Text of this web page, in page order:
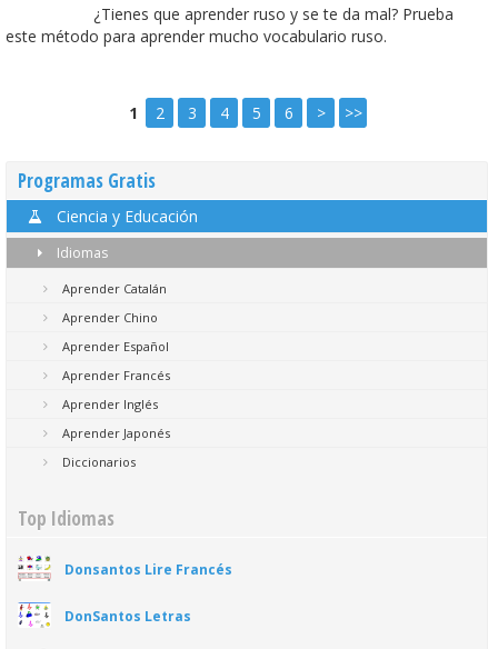
¿Tienes que aprender ruso y se te da mal? Prueba
este método para aprender mucho vocabulario ruso.
1 2 3 4 5 6 > >>
Programas Gratis
Ciencia y Educación
Idiomas
Aprender Catalán
Aprender Chino
Aprender Español
Aprender Francés
Aprender Inglés
Aprender Japonés
Diccionarios
Top Idiomas
Donsantos Lire Francés
DonSantos Letras